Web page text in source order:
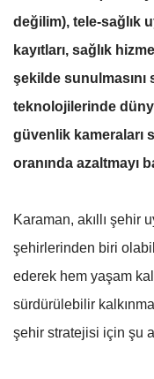
değilim), tele-sağlık
kayıtları, sağlık
şekilde
teknolojilerinde
güvenlik kameraları
oranında azaltmayı
Karaman, akıllı şehir
şehirlerinden biri
ederek hem yaşam
sürdürülebilir
şehir stratejisi için şu